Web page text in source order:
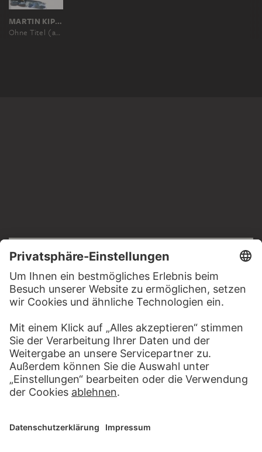
MARTIN KIPPENBERGER
Ohne Titel (aus der Serie: Krieg - Böse)
Impressum
Datenschutz
Copyright © 2026 Städel Museum
All rights reserved.
DIGITALE SAMMLUNG
Startseite
Werke
Künstler
Alben
SOCIAL MEDIA